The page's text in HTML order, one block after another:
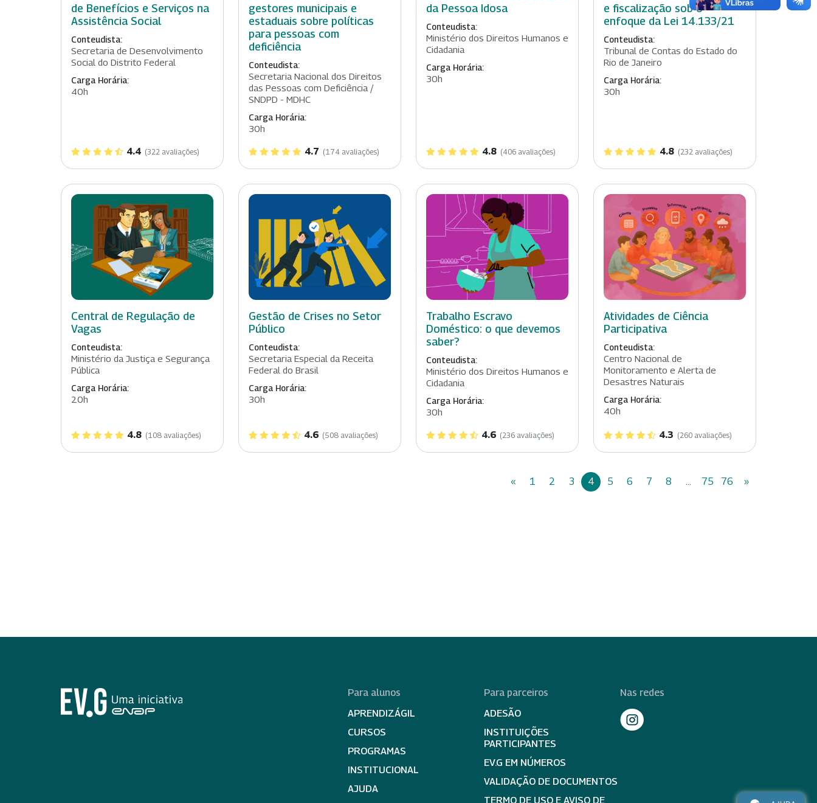
de Benefícios e Serviços na
Assistência Social
Conteudista:
Secretaria de Desenvolvimento
Social do Distrito Federal
Carga Horária:
40h
4.4 (322 avaliações)
gestores municipais e
estaduais sobre políticas
para pessoas com
deficiência
Conteudista:
Secretaria Nacional dos Direitos
das Pessoas com Deficiência /
SNDPD - MDHC
Carga Horária:
30h
4.7 (174 avaliações)
da Pessoa Idosa
Conteudista:
Ministério dos Direitos Humanos e
Cidadania
Carga Horária:
30h
4.8 (406 avaliações)
e fiscalização sob o
enfoque da Lei 14.133/21
Conteudista:
Tribunal de Contas do Estado do
Rio de Janeiro
Carga Horária:
30h
4.8 (232 avaliações)
Central de Regulação de
Vagas
Conteudista:
Ministério da Justiça e Segurança
Pública
Carga Horária:
20h
4.8 (108 avaliações)
Gestão de Crises no Setor
Público
Conteudista:
Secretaria Especial da Receita
Federal do Brasil
Carga Horária:
30h
4.6 (508 avaliações)
Trabalho Escravo
Doméstico: o que devemos
saber?
Conteudista:
Ministério dos Direitos Humanos e
Cidadania
Carga Horária:
30h
4.6 (236 avaliações)
Atividades de Ciência
Participativa
Conteudista:
Centro Nacional de
Monitoramento e Alerta de
Desastres Naturais
Carga Horária:
40h
4.3 (260 avaliações)
« 1 2 3 4 5 6 7 8 ... 75 76 »
Para alunos
APRENDIZÁGIL
CURSOS
PROGRAMAS
INSTITUCIONAL
AJUDA
Para parceiros
ADESÃO
INSTITUIÇÕES
PARTICIPANTES
EV.G EM NÚMEROS
VALIDAÇÃO DE DOCUMENTOS
TERMO DE USO E AVISO DE
Nas redes